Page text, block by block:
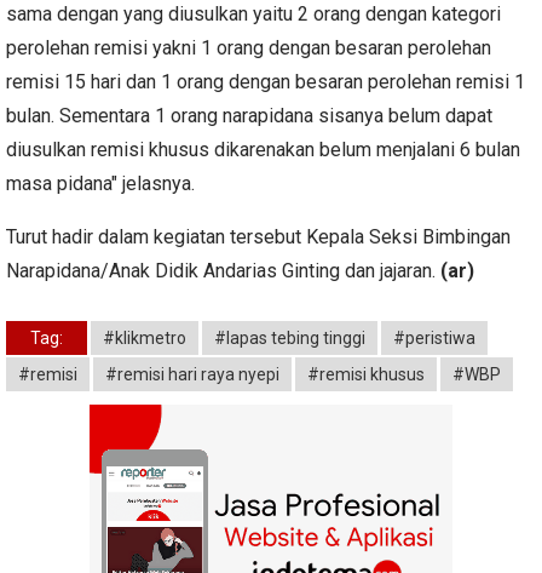
sama dengan yang diusulkan yaitu 2 orang dengan kategori
perolehan remisi yakni 1 orang dengan besaran perolehan
remisi 15 hari dan 1 orang dengan besaran perolehan remisi 1
bulan. Sementara 1 orang narapidana sisanya belum dapat
diusulkan remisi khusus dikarenakan belum menjalani 6 bulan
masa pidana" jelasnya.
Turut hadir dalam kegiatan tersebut Kepala Seksi Bimbingan
Narapidana/Anak Didik Andarias Ginting dan jajaran. (ar)
Tag: #klikmetro #lapas tebing tinggi
#peristiwa
#remisi
#remisi hari raya nyepi #remisi khusus #WBP